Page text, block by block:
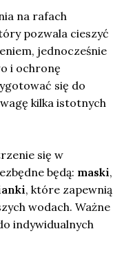
na rafach
pozwala cieszyć
jednocześnie
i ochronę
się do
kilka istotnych
się w
będą: maski,
, które zapewnią
wodach. Ważne
indywidualnych